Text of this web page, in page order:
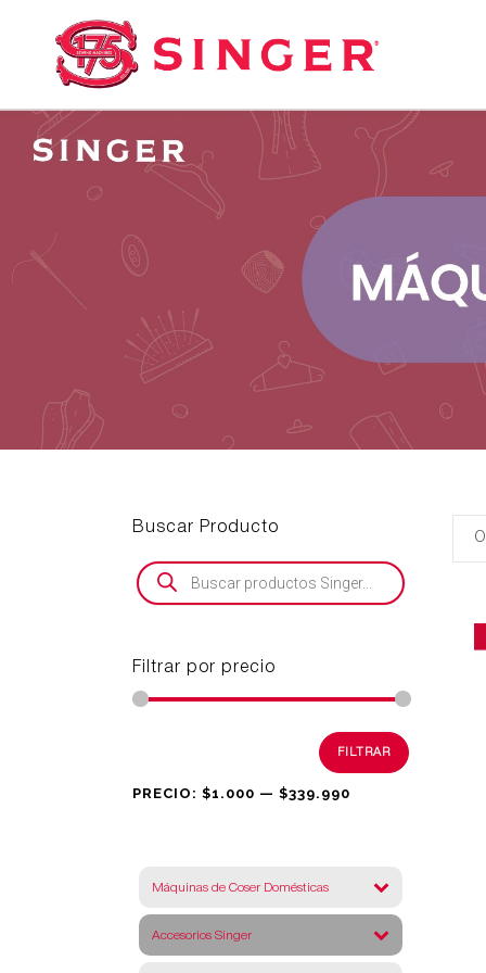
Buscar Producto
Búsqueda
de
productos
Filtrar por precio
FILTRAR
PRECIO: $1.000 — $339.990
Máquinas de Coser Domésticas
Accesorios Singer